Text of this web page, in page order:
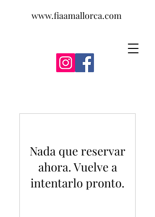
www.fiaamallorca.com
Nada que reservar
ahora. Vuelve a
intentarlo pronto.